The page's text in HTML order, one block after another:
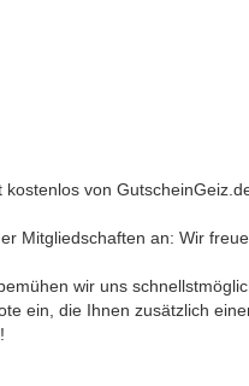
kostenlos von
Mitgliedschaften an: Wir
wir uns
ein, die Ihnen zusätzlich